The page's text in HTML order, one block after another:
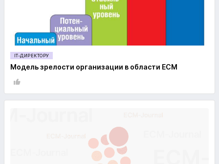
IT-ДИРЕКТОРУ
Модель зрелости организации в области ECM